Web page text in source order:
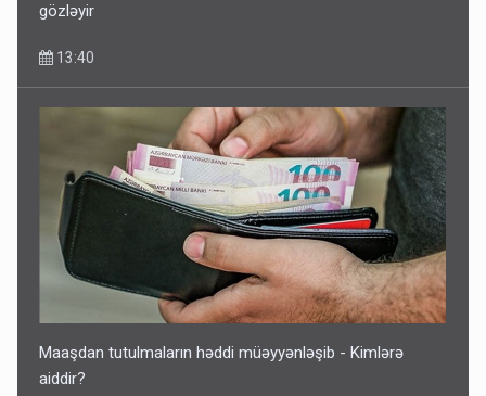
gözləyir
13:40
Maaşdan tutulmaların həddi müəyyənləşib - Kimlərə
aiddir?